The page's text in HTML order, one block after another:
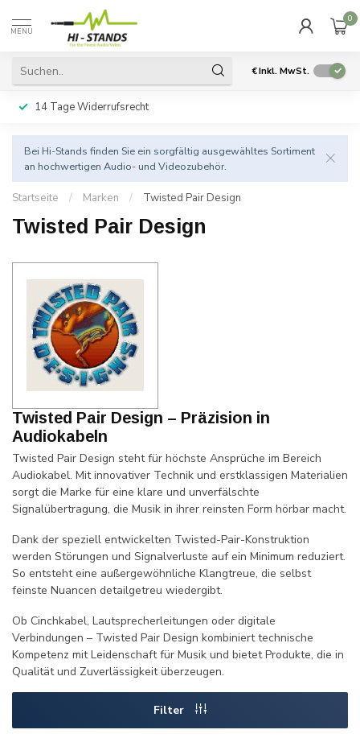
MENU
0
€Inkl. MwSt.
14 Tage Widerrufsrecht
Bei Hi-Stands finden Sie ein sorgfältig ausgewähltes Sortiment
an hochwertigen Audio- und Videozubehör.
Startseite / Marken / Twisted Pair Design
Twisted Pair Design
Twisted Pair Design – Präzision in
Audiokabeln
Twisted Pair Design steht für höchste Ansprüche im Bereich
Audiokabel. Mit innovativer Technik und erstklassigen Materialien
sorgt die Marke für eine klare und unverfälschte
Signalübertragung, die Musik in ihrer reinsten Form hörbar macht.
Dank der speziell entwickelten Twisted-Pair-Konstruktion
werden Störungen und Signalverluste auf ein Minimum reduziert.
So entsteht eine außergewöhnliche Klangtreue, die selbst
feinste Nuancen detailgetreu wiedergibt.
Ob Cinchkabel, Lautsprecherleitungen oder digitale
Verbindungen – Twisted Pair Design kombiniert technische
Kompetenz mit Leidenschaft für Musik und bietet Produkte, die in
Qualität und Zuverlässigkeit überzeugen.
Filter